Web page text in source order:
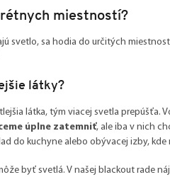
miestností?
svetlo, sa hodia do určitých
látky?
látka, tým viacej svetla prepúšťa.
úplne zatemniť, ale iba v nich
do kuchyne alebo obývacej izby,
byť svetlá. V našej blackout rade